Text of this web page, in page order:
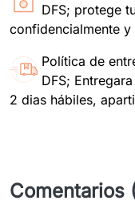
DFS; protege
confidencialmente
Política de
DFS;
2 dias hábiles,
Comentarios